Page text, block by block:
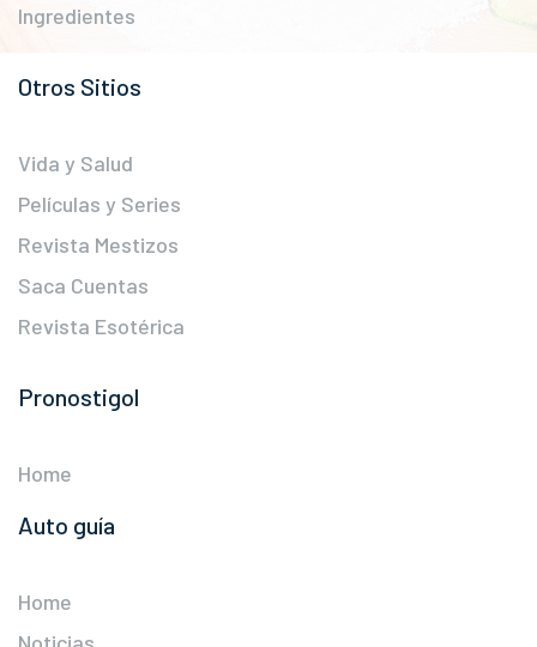
Ingredientes
Otros Sitios
Vida y Salud
Películas y Series
Revista Mestizos
Saca Cuentas
Revista Esotérica
Pronostigol
Home
Auto guía
Home